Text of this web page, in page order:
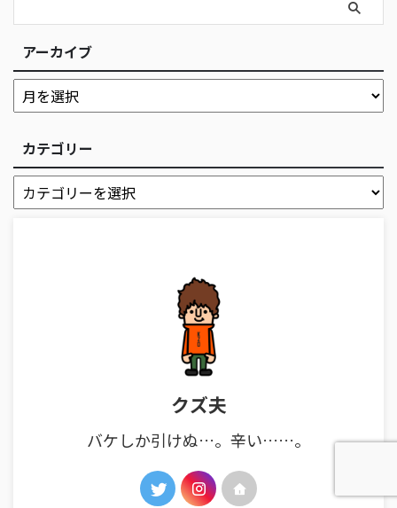
アーカイブ
カテゴリー
クズ夫
バケしか引けぬ…。辛い……。